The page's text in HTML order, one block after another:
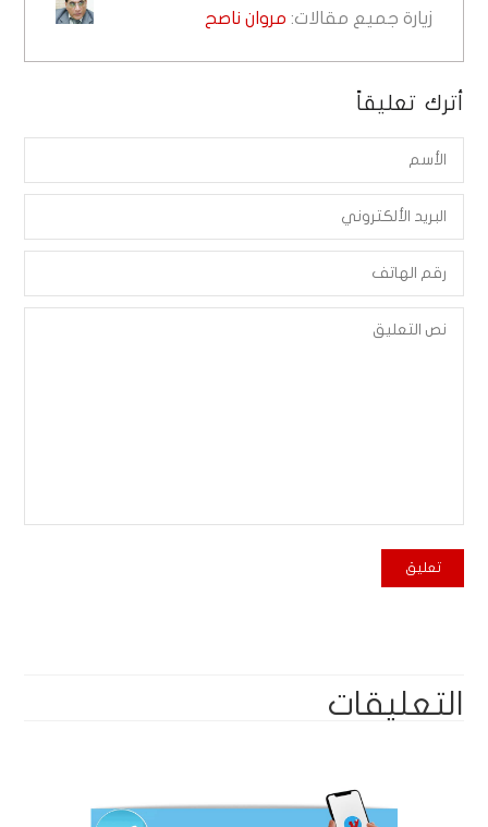
زيارة جميع مقالات: مروان ناصح
أترك تعليقاً
التعليقات